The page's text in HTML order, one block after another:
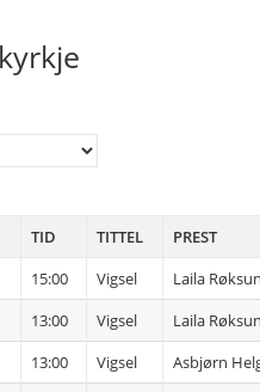
TID TITTEL
PREST
15:00 Vigsel
Laila
13:00 Vigsel
Laila
13:00 Vigsel
Asbjørn